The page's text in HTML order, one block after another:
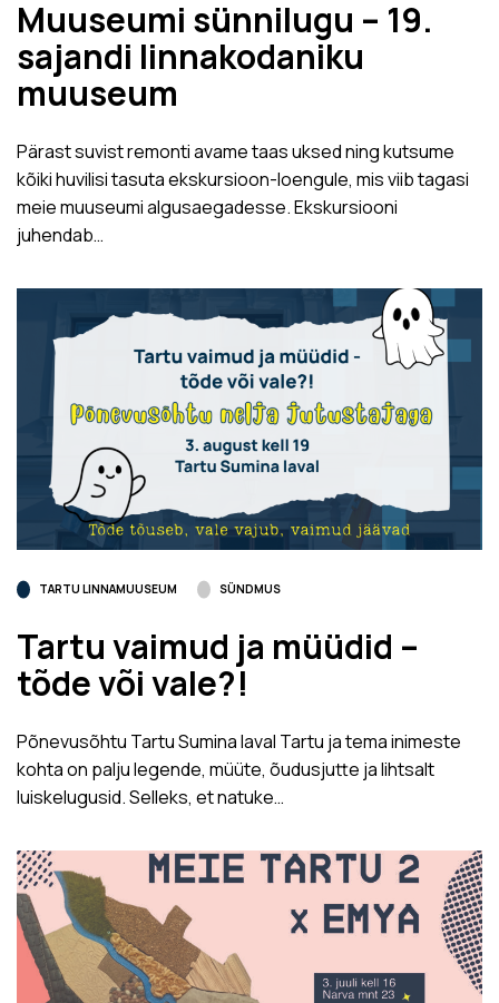
Muuseumi sünnilugu – 19.
sajandi linnakodaniku
muuseum
Pärast suvist remonti avame taas uksed ning kutsume
kõiki huvilisi tasuta ekskursioon-loengule, mis viib tagasi
meie muuseumi algusaegadesse. Ekskursiooni
juhendab…
TARTU LINNAMUUSEUM SÜNDMUS
Tartu vaimud ja müüdid –
tõde või vale?!
Põnevusõhtu Tartu Sumina laval Tartu ja tema inimeste
kohta on palju legende, müüte, õudusjutte ja lihtsalt
luiskelugusid. Selleks, et natuke…